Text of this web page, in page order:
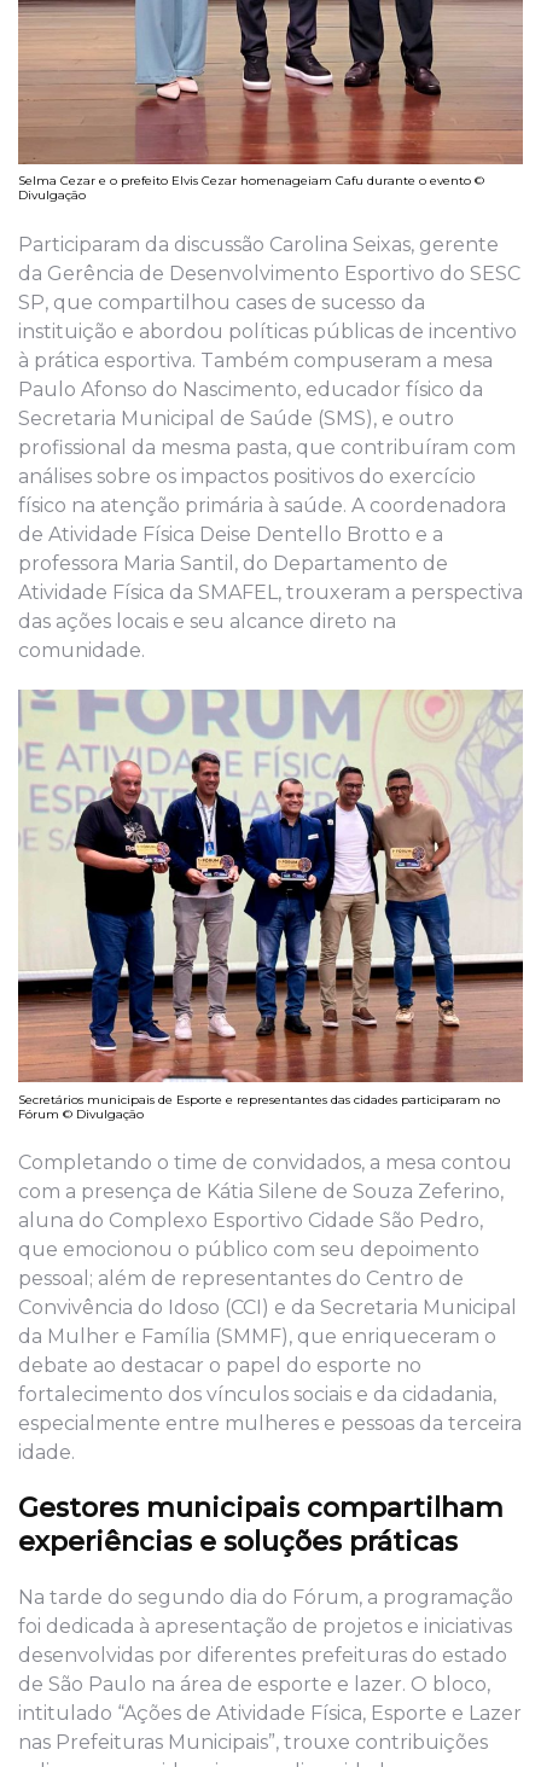
Selma Cezar e o prefeito Elvis Cezar homenageiam Cafu durante o evento ©
Divulgação
Participaram da discussão Carolina Seixas, gerente
da Gerência de Desenvolvimento Esportivo do SESC
SP, que compartilhou cases de sucesso da
instituição e abordou políticas públicas de incentivo
à prática esportiva. Também compuseram a mesa
Paulo Afonso do Nascimento, educador físico da
Secretaria Municipal de Saúde (SMS), e outro
profissional da mesma pasta, que contribuíram com
análises sobre os impactos positivos do exercício
físico na atenção primária à saúde. A coordenadora
de Atividade Física Deise Dentello Brotto e a
professora Maria Santil, do Departamento de
Atividade Física da SMAFEL, trouxeram a perspectiva
das ações locais e seu alcance direto na
comunidade.
Secretários municipais de Esporte e representantes das cidades participaram no
Fórum © Divulgação
Completando o time de convidados, a mesa contou
com a presença de Kátia Silene de Souza Zeferino,
aluna do Complexo Esportivo Cidade São Pedro,
que emocionou o público com seu depoimento
pessoal; além de representantes do Centro de
Convivência do Idoso (CCI) e da Secretaria Municipal
da Mulher e Família (SMMF), que enriqueceram o
debate ao destacar o papel do esporte no
fortalecimento dos vínculos sociais e da cidadania,
especialmente entre mulheres e pessoas da terceira
idade.
Gestores municipais compartilham
experiências e soluções práticas
Na tarde do segundo dia do Fórum, a programação
foi dedicada à apresentação de projetos e iniciativas
desenvolvidas por diferentes prefeituras do estado
de São Paulo na área de esporte e lazer. O bloco,
intitulado “Ações de Atividade Física, Esporte e Lazer
nas Prefeituras Municipais”, trouxe contribuições